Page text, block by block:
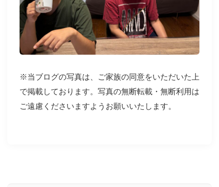
※当ブログの写真は、ご家族の同意をいただいた上
で掲載しております。写真の無断転載・無断利用は
ご遠慮くださいますようお願いいたします。